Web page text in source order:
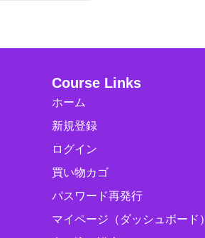
Course Links
ホーム
新規登録
ログイン
買い物カゴ
パスワード再発行
マイページ（ダッシュボード）